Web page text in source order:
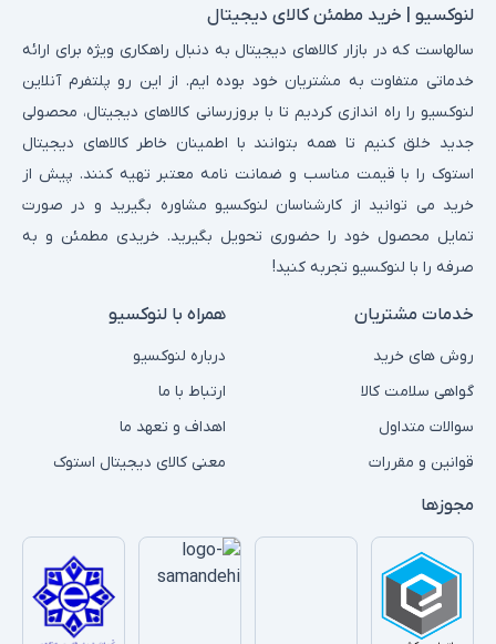
لنوکسیو | خرید مطمئن کالای دیجیتال
سالهاست که در بازار کالاهای دیجیتال به دنبال راهکاری ویژه برای ارائه
خدماتی متفاوت به مشتریان خود بوده ایم. از این رو پلتفرم آنلاین
لنوکسیو را راه اندازی کردیم تا با بروزرسانی کالاهای دیجیتال، محصولی
جدید خلق کنیم تا همه بتوانند با اطمینان خاطر کالاهای دیجیتال
استوک را با قیمت مناسب و ضمانت نامه معتبر تهیه کنند. پیش از
خرید می توانید از کارشناسان لنوکسیو مشاوره بگیرید و در صورت
تمایل محصول خود را حضوری تحویل بگیرید. خریدی مطمئن و به
صرفه را با لنوکسیو تجربه کنید!
خدمات مشتریان
روش های خرید
گواهی سلامت کالا
سوالات متداول
قوانین و مقررات
همراه با لنوکسیو
درباره لنوکسیو
ارتباط با ما
اهداف و تعهد ما
معنی کالای دیجیتال استوک
مجوزها